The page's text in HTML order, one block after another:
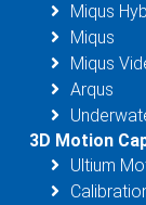
Miqus
Miqus
Miqus
Arqus
3D Motion
Ultium